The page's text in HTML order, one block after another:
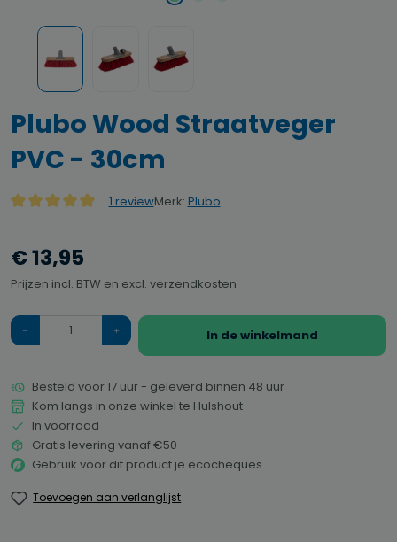
Plubo Wood Straatveger
PVC - 30cm
1 reviewMerk: Plubo
€ 13,95
Prijzen incl. BTW en excl. verzendkosten
Hoeveelheid
In de winkelmand
Besteld voor 17 uur - geleverd binnen 48 uur
Kom langs in onze winkel te Hulshout
In voorraad
Gratis levering vanaf €50
Gebruik voor dit product je ecocheques
Toevoegen aan verlanglijst